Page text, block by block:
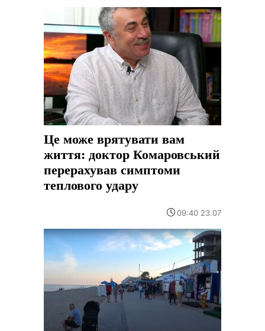
Це може врятувати вам
життя: доктор Комаровський
перерахував симптоми
теплового удару
09:40 23.07